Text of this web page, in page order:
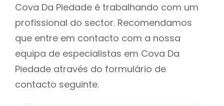
Cova Da Piedade é trabalhando com um
profissional do sector. Recomendamos
que entre em contacto com a nossa
equipa de especialistas em Cova Da
Piedade através do formulário de
contacto seguinte.